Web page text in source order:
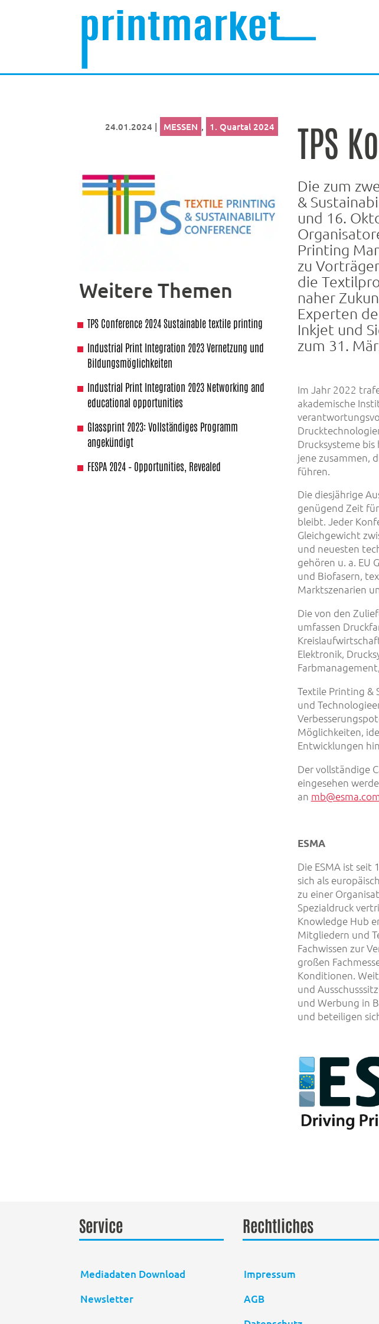
24.01.2024 | MESSEN , 1. Quartal 2024
Weitere Themen
TPS Conference 2024 Sustainable textile printing
Industrial Print Integration 2023 Vernetzung und
Bildungsmöglichkeiten
Industrial Print Integration 2023 Networking and
educational opportunities
Glassprint 2023: Vollständiges Programm
angekündigt
FESPA 2024 – Opportunities, Revealed
TPS
Die zum
&
und 16.
Printing
zu
die
naher
Experten
Inkjet und
zum 31.
Im Jahr 2022
akademische
Drucksysteme
jene zusammen,
führen.
Die diesjährige
genügend Zeit
bleibt. Jeder
Gleichgewicht
und neuesten
gehören u. a. EU
und Biofasern,
Marktszenarien
Die von den
umfassen
Elektronik,
Textile Printing &
und
Möglichkeiten,
Entwicklungen
Der vollständige
eingesehen
an
ESMA
Die ESMA ist
sich als
zu einer
Spezialdruck
Knowledge Hub
Mitgliedern und
Fachwissen zur
großen
Konditionen.
und
und Werbung in
und beteiligen
Service
Mediadaten Download
Newsletter
Rechtliches
Impressum
AGB